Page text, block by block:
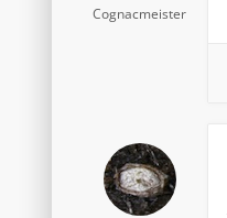
Cognacmeister